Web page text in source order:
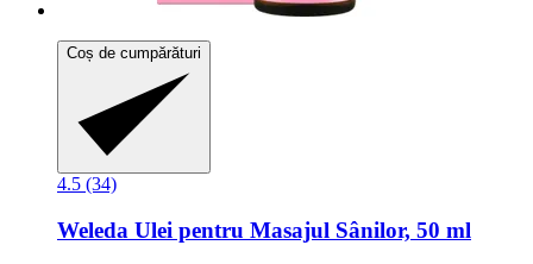
Coș de cumpărături
4.5 (34)
Weleda Ulei pentru Masajul Sânilor, 50 ml